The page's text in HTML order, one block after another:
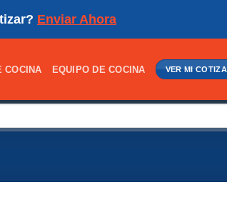
Enviar Ahora
COCINA EQUIPO DE COCINA VER MI